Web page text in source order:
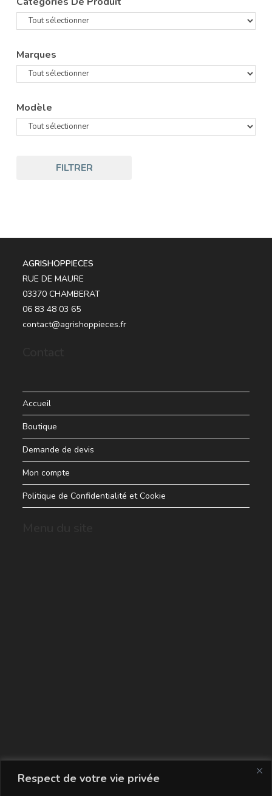
Respect de votre vie privée
Marques
Modèle
FILTRER
AGRISHOPPIECES
RUE DE MAURE
03370 CHAMBERAT
06 83 48 03 65
contact@agrishoppieces.fr
Accueil
Boutique
Demande de devis
Mon compte
Politique de Confidentialité et Cookie
La carte